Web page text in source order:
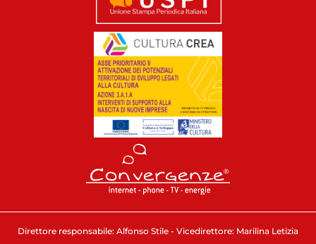
Direttore responsabile: Alfonso Stile - Vicedirettore: Marilina Letizia